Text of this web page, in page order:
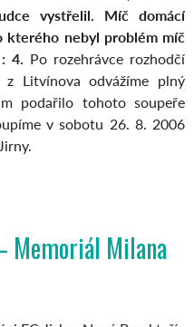
vystřelil. Míč domácí
kterého nebyl problém míč
4. Po rozehrávce rozhodčí
Litvínova odvážíme plný
podařilo tohoto soupeře
v sobotu 26. 8. 2006
Memoriál Milana